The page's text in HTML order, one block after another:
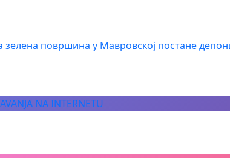
површина у Мавровској постане
NA INTERNETU